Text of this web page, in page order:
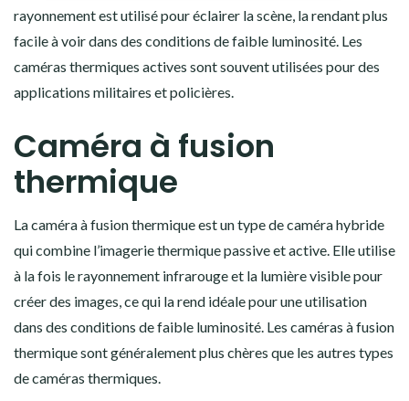
rayonnement est utilisé pour éclairer la scène, la rendant plus
facile à voir dans des conditions de faible luminosité. Les
caméras thermiques actives sont souvent utilisées pour des
applications militaires et policières.
Caméra à fusion
thermique
La caméra à fusion thermique est un type de caméra hybride
qui combine l’imagerie thermique passive et active. Elle utilise
à la fois le rayonnement infrarouge et la lumière visible pour
créer des images, ce qui la rend idéale pour une utilisation
dans des conditions de faible luminosité. Les caméras à fusion
thermique sont généralement plus chères que les autres types
de caméras thermiques.